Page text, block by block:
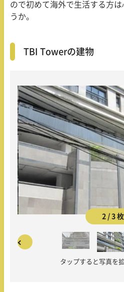
ので初めて海外で生活する方
うか。
TBI Towerの建物
2 / 3 枚
タップすると写真を